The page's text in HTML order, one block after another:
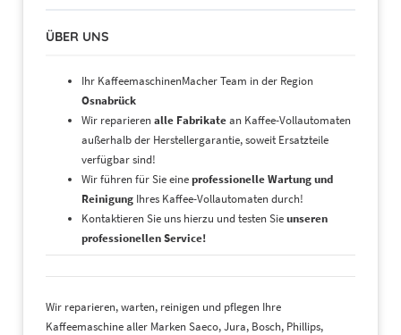
ÜBER UNS
Ihr KaffeemaschinenMacher Team in der Region
Osnabrück
Wir reparierenalle Fabrikatean Kaffee-Vollautomaten
außerhalb der Herstellergarantie, soweit Ersatzteile
verfügbar sind!
Wir führen für Sie eineprofessionelle Wartung und
Reinigung Ihres Kaffee-Vollautomaten durch!
Kontaktieren Sie uns hierzu und testen Sieunseren
professionellen Service!
Wir reparieren, warten, reinigen und pflegen Ihre
Kaffeemaschine aller Marken Saeco, Jura, Bosch, Phillips,